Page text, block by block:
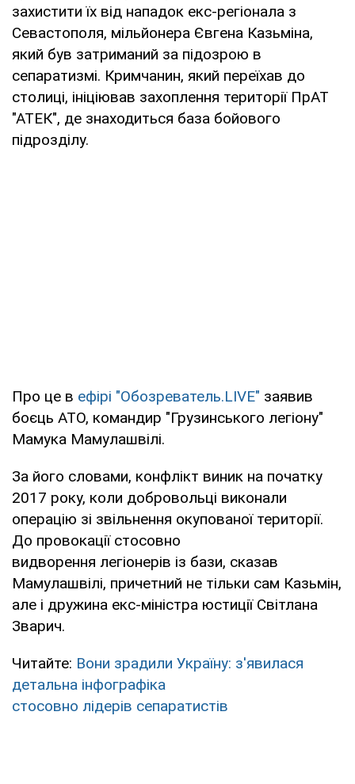
захистити їх від нападок екс-регіонала з
Севастополя, мільйонера Євгена Казьміна,
який був затриманий за підозрою в
сепаратизмі. Кримчанин, який переїхав до
столиці, ініціював захоплення території ПрАТ
"АТЕК", де знаходиться база бойового
підрозділу.
Про це в ефірі "Обозреватель.LIVE" заявив
боєць АТО, командир "Грузинського легіону"
Мамука Мамулашвілі.
За його словами, конфлікт виник на початку
2017 року, коли добровольці виконали
операцію зі звільнення окупованої території.
До провокації стосовно
видворення легіонерів із бази, сказав
Мамулашвілі, причетний не тільки сам Казьмін,
але і дружина екс-міністра юстиції Світлана
Зварич.
Читайте: Вони зрадили Україну: з'явилася
детальна інфографіка
стосовно лідерів сепаратистів